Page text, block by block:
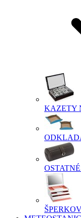
KAZETY